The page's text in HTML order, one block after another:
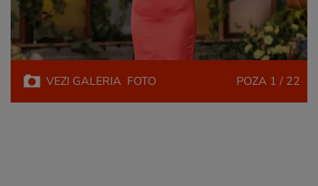
VEZI GALERIA FOTO POZA 1 / 22